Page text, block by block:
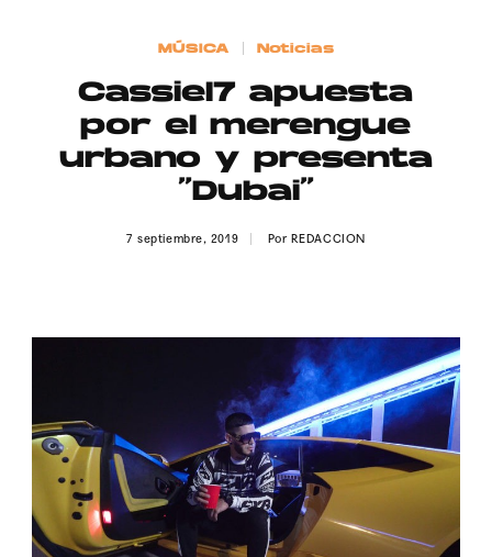
Publicidad
Contacto
Aviso Legal
MÚSICA Noticias
Cassiel7 apuesta
por el merengue
urbano y presenta
“Dubai”
7 septiembre, 2019 Por REDACCION